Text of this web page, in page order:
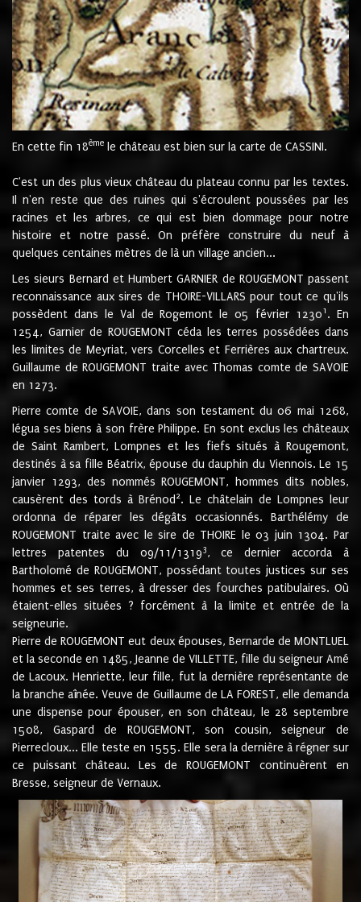
En cette fin 18ème le château est bien sur la carte de CASSINI.
C'est un des plus vieux château du plateau connu par les textes.
Il n'en reste que des ruines qui s'écroulent poussées par les
racines et les arbres, ce qui est bien dommage pour notre
histoire et notre passé. On préfère construire du neuf à
quelques centaines mètres de là un village ancien...
Les sieurs Bernard et Humbert GARNIER de ROUGEMONT passent
reconnaissance aux sires de THOIRE-VILLARS pour tout ce qu'ils
possèdent dans le Val de Rogemont le 05 février 12301 . En
1254, Garnier de ROUGEMONT céda les terres possédées dans
les limites de Meyriat, vers Corcelles et Ferrières aux chartreux.
Guillaume de ROUGEMONT traite avec Thomas comte de SAVOIE
en 1273.
Pierre comte de SAVOIE, dans son testament du 06 mai 1268,
légua ses biens à son frère Philippe. En sont exclus les châteaux
de Saint Rambert, Lompnes et les fiefs situés à Rougemont,
destinés à sa fille Béatrix, épouse du dauphin du Viennois. Le 15
janvier 1293, des nommés ROUGEMONT, hommes dits nobles,
causèrent des tords à Brénod 2. Le châtelain de Lompnes leur
ordonna de réparer les dégâts occasionnés. Barthélémy de
ROUGEMONT traite avec le sire de THOIRE le 03 juin 1304. Par
lettres patentes du 09/11/13193, ce dernier accorda à
Bartholomé de ROUGEMONT, possédant toutes justices sur ses
hommes et ses terres, à dresser des fourches patibulaires. Où
étaient-elles situées ? forcément à la limite et entrée de la
seigneurie.
Pierre de ROUGEMONT eut deux épouses, Bernarde de MONTLUEL
et la seconde en 1485, Jeanne de VILLETTE, fille du seigneur Amé
de Lacoux. Henriette, leur fille, fut la dernière représentante de
la branche aînée. Veuve de Guillaume de LA FOREST, elle demanda
une dispense pour épouser, en son château, le 28 septembre
1508, Gaspard de ROUGEMONT, son cousin, seigneur de
Pierrecloux... Elle teste en 1555. Elle sera la dernière à régner sur
ce puissant château. Les de ROUGEMONT continuèrent en
Bresse, seigneur de Vernaux.